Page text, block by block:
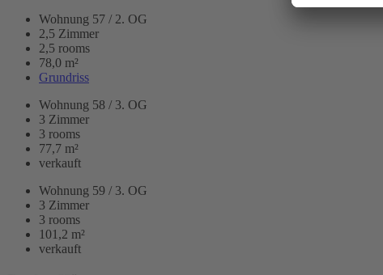
Wohnung 57 / 2. OG
2,5 Zimmer
2,5 rooms
78,0 m²
Grundriss
Wohnung 58 / 3. OG
3 Zimmer
3 rooms
77,7 m²
verkauft
Wohnung 59 / 3. OG
3 Zimmer
3 rooms
101,2 m²
verkauft